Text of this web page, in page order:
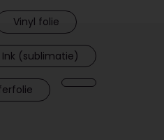
Vinyl folie
Ink (sublimatie)